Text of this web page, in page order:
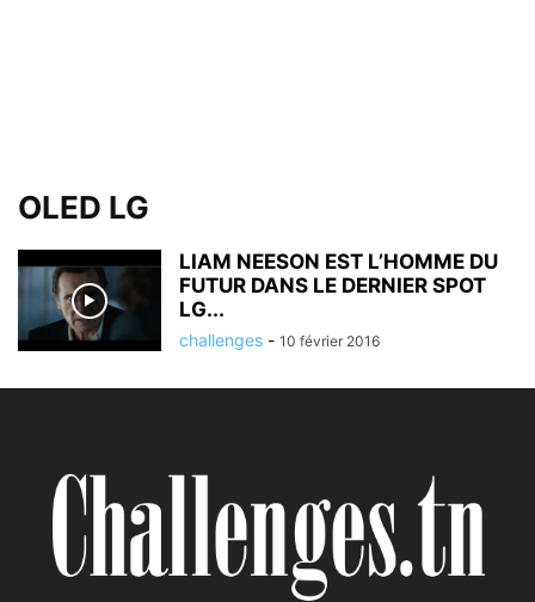
OLED LG
LIAM NEESON EST L’HOMME DU
FUTUR DANS LE DERNIER SPOT
LG...
challenges - 10 février 2016